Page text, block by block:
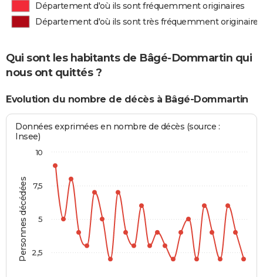
Département d'où ils sont fréquemment originaires
Département d'où ils sont très fréquemment originaires
Qui sont les habitants de Bâgé-Dommartin qui
nous ont quittés ?
Evolution du nombre de décès à Bâgé-Dommartin
Personnes décédées
Données exprimées en nombre de décès (source :
Insee)
10
2,5
5
7,5